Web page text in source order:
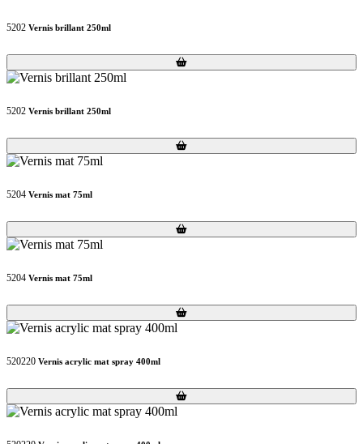
5202 Vernis brillant 250ml
Loading...
Loading...
5202 Vernis brillant 250ml
Loading...
Loading...
5204 Vernis mat 75ml
Loading...
Loading...
5204 Vernis mat 75ml
Loading...
Loading...
520220 Vernis acrylic mat spray 400ml
Loading...
Loading...